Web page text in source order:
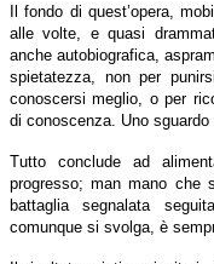
Il fondo di quest’opera,
alle volte, e quasi
anche autobiografica,
spietatezza, non per
conoscersi meglio, o per
di conoscenza. Uno
Tutto conclude ad
progresso; man mano che
battaglia segnalata
comunque si svolga, è